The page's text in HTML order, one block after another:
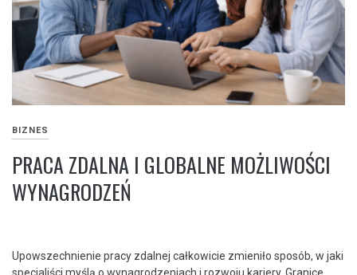
BIZNES
PRACA ZDALNA I GLOBALNE MOŻLIWOŚCI
WYNAGRODZEŃ
Upowszechnienie pracy zdalnej całkowicie zmieniło sposób, w jaki